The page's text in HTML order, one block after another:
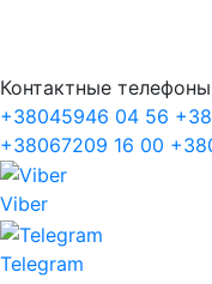
Контактные телефоны
+38045946 04 56 +38
+38067209 16 00 +38
Viber
Telegram